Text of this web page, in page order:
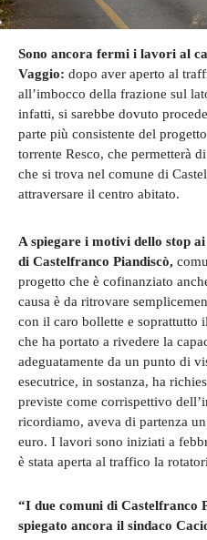
Sono ancora fermi i lavori al
Vaggio: dopo aver aperto al
all’imbocco della frazione sul
infatti, si sarebbe dovuto
parte più consistente del
torrente Resco, che permetterà
che si trova nel comune di
attraversare il centro abitato.
A spiegare i motivi dello stop
di Castelfranco Piandiscò,
progetto che è cofinanziato
causa è da ritrovare
con il caro bollette e soprattutto
che ha portato a rivedere la
adeguatamente da un punto di
esecutrice, in sostanza, ha
previste come corrispettivo
ricordiamo, aveva di partenza
euro. I lavori sono iniziati a
è stata aperta al traffico la
“I due comuni di Castelfranco
spiegato ancora il sindaco